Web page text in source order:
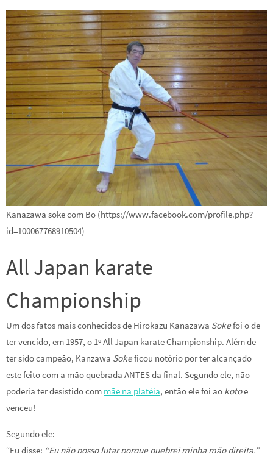
Kanazawa soke com Bo (https://www.facebook.com/profile.php?
id=100067768910504)
All Japan karate
Championship
Um dos fatos mais conhecidos de Hirokazu Kanazawa Sokefoi o de
ter vencido, em 1957, o 1º All Japan karate Championship. Além de
ter sido campeão, Kanzawa Sokeficou notório por ter alcançado
este feito com a mão quebrada ANTES da final. Segundo ele, não
poderia ter desistido com mãe na platéia, então ele foi ao kotoe
venceu!
Segundo ele:
“Eu disse: “Eu não posso lutar porque quebrei minha mão direita.”